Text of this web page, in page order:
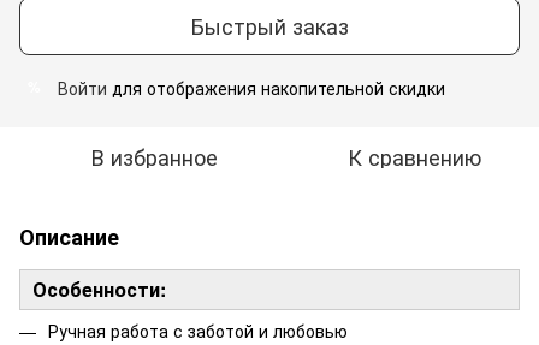
Быстрый заказ
Войти для отображения накопительной скидки
В избранное К сравнению
Описание
Особенности:
Ручная работа с заботой и любовью